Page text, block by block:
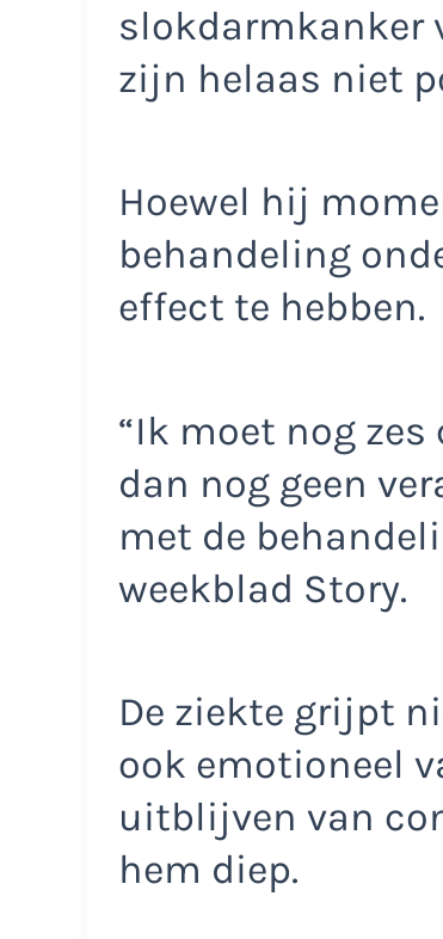
slokdarmkanker
zijn helaas niet
Hoewel hij
behandeling
effect te hebben.
“Ik moet nog
dan nog geen
met de
weekblad Story.
De ziekte grijpt
ook emotioneel
uitblijven van
hem diep.